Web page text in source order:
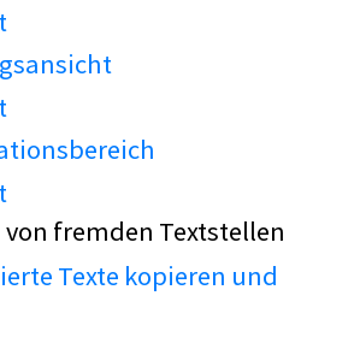
fremden Textstellen
Texte kopieren und